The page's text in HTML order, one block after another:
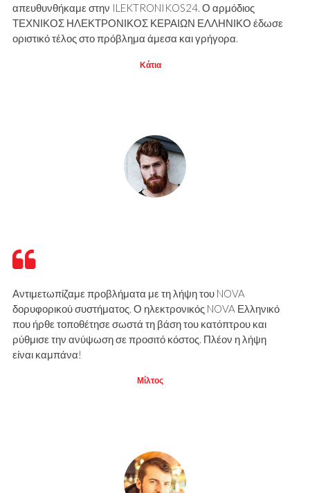
απευθυνθήκαμε στην ILEKTRONIKOS24. Ο αρμόδιος
ΤΕΧΝΙΚΟΣ ΗΛΕΚΤΡΟΝΙΚΟΣ ΚΕΡΑΙΩΝ ΕΛΛΗΝΙΚΟ έδωσε
οριστικό τέλος στο πρόβλημα άμεσα και γρήγορα.
Κάτια
Αντιμετωπίζαμε προβλήματα με τη λήψη του NOVA
δορυφορικού συστήματος. Ο ηλεκτρονικός NOVA Ελληνικό
που ήρθε τοποθέτησε σωστά τη βάση του κατόπτρου και
ρύθμισε την ανύψωση σε προσιτό κόστος. Πλέον η λήψη
είναι καμπάνα!
Μίλτος